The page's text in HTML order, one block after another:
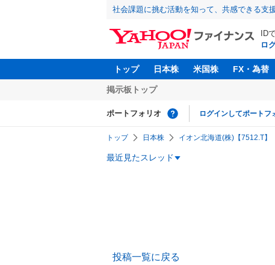
社会課題に挑む活動を知って、共感できる支
ID
ロ
トップ 日本株 米国株 FX・為替
掲示板トップ
ポートフォリオ ログインしてポートフ
トップ 日本株 イオン北海道(株)【7512.T】
最近見たスレッド
投稿一覧に戻る